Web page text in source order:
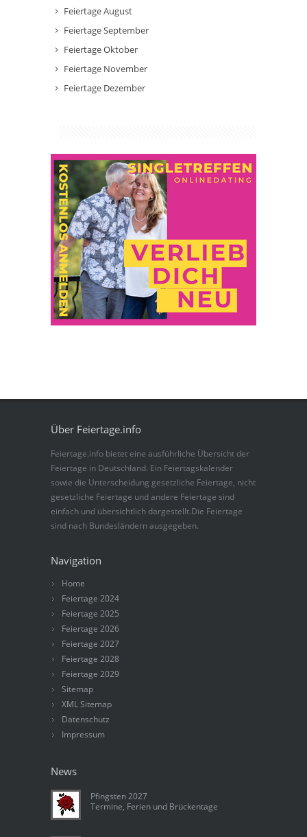
Feiertage August
Feiertage September
Feiertage Oktober
Feiertage November
Feiertage Dezember
Über Feiertage.info
Feiertage.info bietet eine ausführliche Übersicht der
Feiertage in Deutschland. Ein Feiertagskalender
sowie die Unterscheidung gesetzliche Feiertage, nicht
gesetzliche Feiertage und andere Feiertage sind
einfach und übersichtlich dargestellt.Die Feiertage
sind nach Bundesländern ausgegeben.
Navigation
Home
Feiertage 2024
Feiertage 2025
Feiertage 2026
Feiertage 2027
Feiertage 2028
Feiertage 2029
Sitemap
XML Sitemap
Datenschutz
Impressum
News
Pfingsten 2027
Termine, Ferien und Brückentage